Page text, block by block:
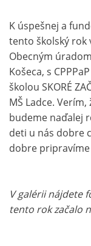
K úspešnej a
tento školský rok
Obecným
Košeca, s
školou SKORÉ
MŠ Ladce.
budeme naďalej
deti u nás dobre
dobre pripravíme
V galérii nájdete
tento rok začalo